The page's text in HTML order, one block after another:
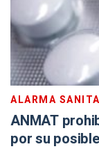
ALARMA
ANMAT
por su